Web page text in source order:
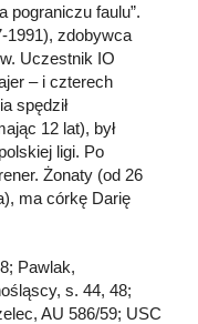
pograniczu faulu”.
1991), zdobywca
Uczestnik IO
– i czterech
spędził
12 lat), był
ligi. Po
Żonaty (od 26
ma córkę Darię
Pawlak,
s. 44, 48;
AU 586/59; USC